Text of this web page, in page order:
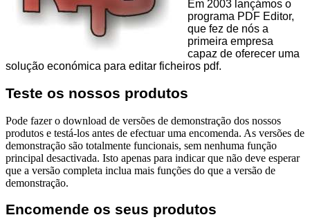
Em 2003 lançámos o
programa PDF Editor,
que fez de nós a
primeira empresa
capaz de oferecer uma
solução económica para editar ficheiros pdf.
Teste os nossos produtos
Pode fazer o download de versões de demonstração dos nossos
produtos e testá-los antes de efectuar uma encomenda. As versões de
demonstração são totalmente funcionais, sem nenhuma função
principal desactivada. Isto apenas para indicar que não deve esperar
que a versão completa inclua mais funções do que a versão de
demonstração.
Encomende os seus produtos